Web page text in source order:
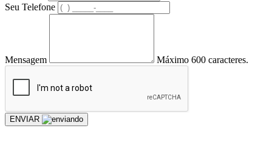
Seu Telefone
Mensagem Máximo 600 caracteres.
ENVIAR